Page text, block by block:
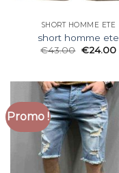
SHORT HOMME ETE
short homme ete
€43.00 €24.00
Promo !